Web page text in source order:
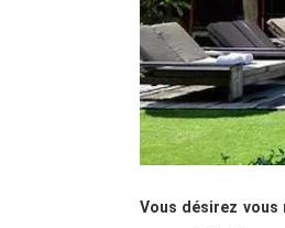
Vous désirez vous